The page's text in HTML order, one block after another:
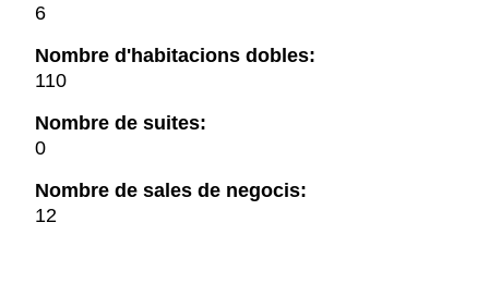
6
Nombre d'habitacions dobles:
110
Nombre de suites:
0
Nombre de sales de negocis:
12